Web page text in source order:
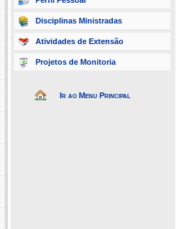
Disciplinas Ministradas
Atividades de Extensão
Projetos de Monitoria
Ir ao Menu Principal